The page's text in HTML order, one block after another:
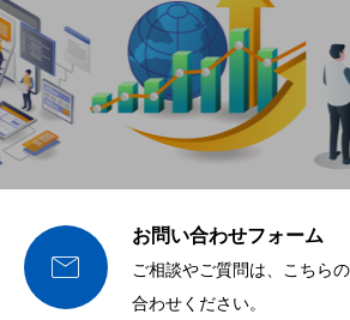

お問い合わせフォーム
ご相談やご質問は、こちら
合わせください。